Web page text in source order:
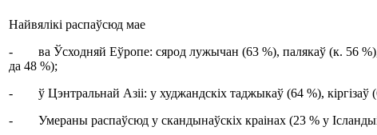
Найвялікі распаўсюд мае
- ва Ўсходняй Еўропе: сярод лужычан (63 %), палякаў (к. 56 %),
да 48 %);
- ў Цэнтральнай Азіі: у худжандскіх таджыкаў (64 %), кіргізаў
- Умераны распаўсюд у скандынаўскіх краінах (23 % у